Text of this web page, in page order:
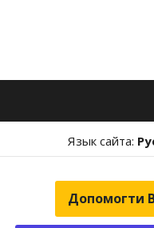
Язык сайта:
Допомогти